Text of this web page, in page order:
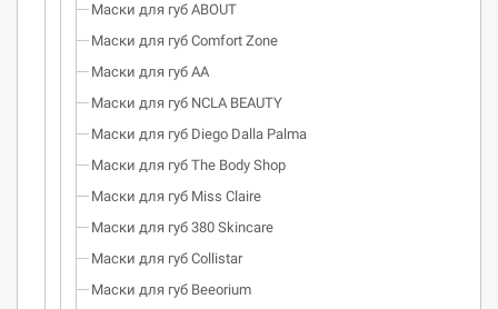
Маски для губ ABOUT
Маски для губ Comfort Zone
Маски для губ AA
Маски для губ NCLA BEAUTY
Маски для губ Diego Dalla Palma
Маски для губ The Body Shop
Маски для губ Miss Claire
Маски для губ 380 Skincare
Маски для губ Collistar
Маски для губ Beeorium